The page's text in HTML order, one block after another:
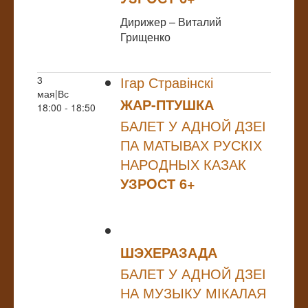
Дирижер – Виталий
Грищенко
3
мая|Вс
18:00 - 18:50
Ігар Стравінскі
ЖАР-ПТУШКА
БАЛЕТ У АДНОЙ ДЗЕІ
ПА МАТЫВАХ РУСКІХ
НАРОДНЫХ КАЗАК
УЗРOСТ 6+
ШЭХЕРАЗАДА
БАЛЕТ У АДНОЙ ДЗЕІ
НА МУЗЫКУ МІКАЛАЯ